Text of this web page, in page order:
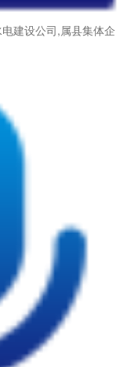
建设公司,属县集体企